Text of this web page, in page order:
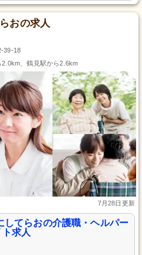
おの求人
39-18
、鶴見駅から2.6km
7月28日更新
してらおの介護職・ヘルパー
求人